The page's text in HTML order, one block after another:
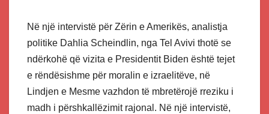
Në një intervistë për Zërin e Amerikës, analistja
politike Dahlia Scheindlin, nga Tel Avivi thotë se
ndërkohë që vizita e Presidentit Biden është tejet
e rëndësishme për moralin e izraelitëve, në
Lindjen e Mesme vazhdon të mbretërojë rreziku i
madh i përshkallëzimit rajonal. Në një intervistë,